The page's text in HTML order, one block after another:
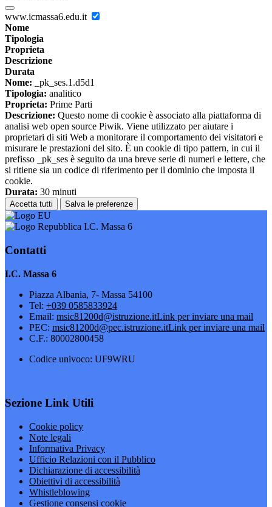
www.icmassa6.edu.it
Nome
Tipologia
Proprieta
Descrizione
Durata
Nome: _pk_ses.1.d5d1
Tipologia: analitico
Proprieta: Prime Parti
Descrizione: Questo nome di cookie è associato alla piattaforma di
analisi web open source Piwik. Viene utilizzato per aiutare i
proprietari di siti Web a monitorare il comportamento dei visitatori e
misurare le prestazioni del sito. È un cookie di tipo pattern, in cui il
prefisso _pk_ses è seguito da una breve serie di numeri e lettere, che
si ritiene sia un codice di riferimento per il dominio che imposta il
cookie.
Durata: 30 minuti
Accetta tutti Salva le preferenze
I.C. Massa 6
Contatti
I.C. Massa 6
Piazza Albania, 7- Massa 54100
Tel: +039 0585833924
Email: msic81200d@istruzione.itLink per inviare una mail
PEC: msic81200d@pec.istruzione.itLink per inviare una mail
C.F.: 80002800458
Codice univoco: UF9WRU
Sezione Link Utili
Cookie policy
Note legali
Informativa Privacy
Ufficio Relazioni con il Pubblico
Dichiarazione di accessibilità
Obiettivi di accessibilità
Whistleblowing
Gestione consensi cookie